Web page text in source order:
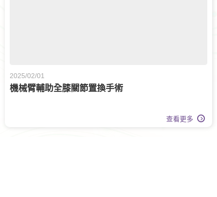
2025/02/01
機械臂輔助全膝關節置換手術
查看更多